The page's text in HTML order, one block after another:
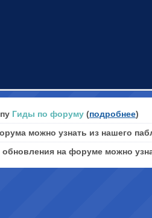
Гиды по форуму (подробнее)
можно узнать из нашего
на форуме можно